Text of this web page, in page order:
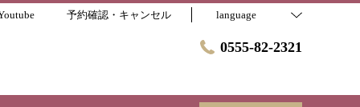
予約確認・キャンセル language
0555-82-2321